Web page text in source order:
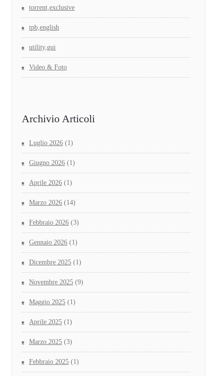
torrent,exclusive
tpb,english
utility,gui
Video & Foto
Archivio Articoli
Luglio 2026 (1)
Giugno 2026 (1)
Aprile 2026 (1)
Marzo 2026 (14)
Febbraio 2026 (3)
Gennaio 2026 (1)
Dicembre 2025 (1)
Novembre 2025 (9)
Maggio 2025 (1)
Aprile 2025 (1)
Marzo 2025 (3)
Febbraio 2025 (1)